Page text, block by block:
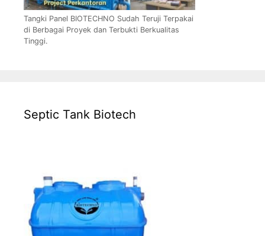
Tangki Panel BIOTECHNO Sudah Teruji Terpakai
di Berbagai Proyek dan Terbukti Berkualitas
Tinggi.
Septic Tank Biotech